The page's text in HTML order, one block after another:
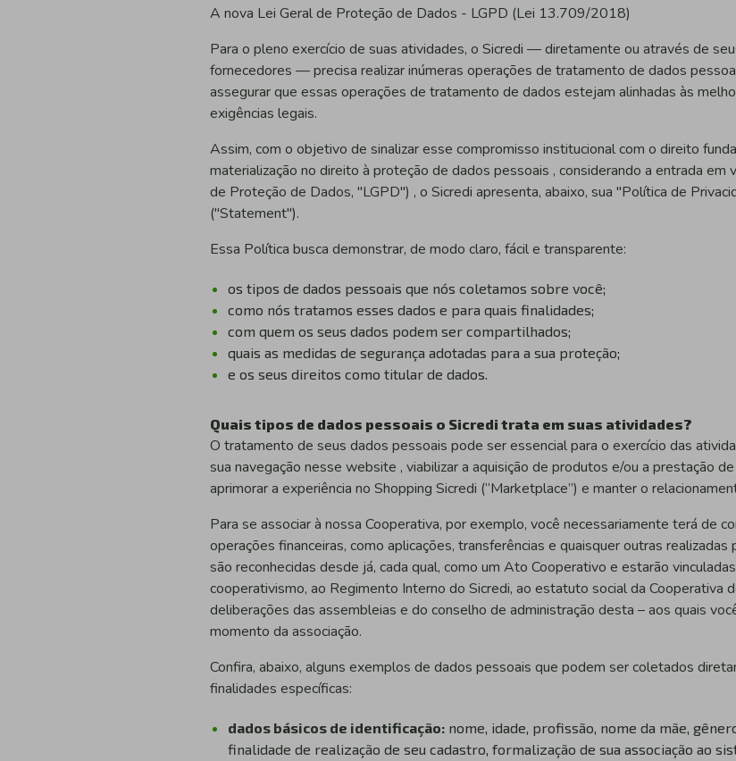
A nova Lei Geral de Proteção de Dados - LGPD (Lei 13.709/2018)
Para o pleno exercício de suas atividades, o Sicredi — diretamente ou através de
fornecedores — precisa realizar inúmeras operações de tratamento de dados
assegurar que essas operações de tratamento de dados estejam alinhadas às
exigências legais.
Assim, com o objetivo de sinalizar esse compromisso institucional com o direito
materialização no direito à proteção de dados pessoais , considerando a entrada
de Proteção de Dados, "LGPD") , o Sicredi apresenta, abaixo, sua "Política de
("Statement").
Essa Política busca demonstrar, de modo claro, fácil e transparente:
os tipos de dados pessoais que nós coletamos sobre você;
como nós tratamos esses dados e para quais finalidades;
com quem os seus dados podem ser compartilhados;
quais as medidas de segurança adotadas para a sua proteção;
e os seus direitos como titular de dados.
Quais tipos de dados pessoais o Sicredi trata em suas atividades?
O tratamento de seus dados pessoais pode ser essencial para o exercício das
sua navegação nesse website , viabilizar a aquisição de produtos e/ou a prestação
aprimorar a experiência no Shopping Sicredi (“Marketplace”) e manter o
Para se associar à nossa Cooperativa, por exemplo, você necessariamente terá de
operações financeiras, como aplicações, transferências e quaisquer outras
são reconhecidas desde já, cada qual, como um Ato Cooperativo e estarão
cooperativismo, ao Regimento Interno do Sicredi, ao estatuto social da Cooperativa
deliberações das assembleias e do conselho de administração desta – aos quais
momento da associação.
Confira, abaixo, alguns exemplos de dados pessoais que podem ser coletados
finalidades específicas:
dados básicos de identificação: nome, idade, profissão, nome da mãe,
finalidade de realização de seu cadastro, formalização de sua associação ao